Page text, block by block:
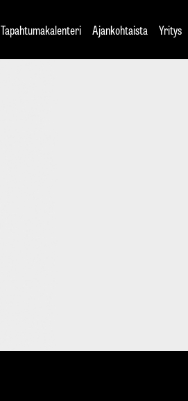
Tapahtumakalenteri Ajankohtaista Yritys